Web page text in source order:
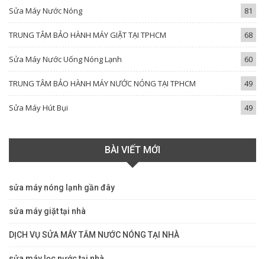
Sửa Máy Nước Nóng 81
TRUNG TÂM BẢO HÀNH MÁY GIẶT TẠI TPHCM 68
Sửa Máy Nước Uống Nóng Lạnh 60
TRUNG TÂM BẢO HÀNH MÁY NƯỚC NÓNG TẠI TPHCM 49
Sửa Máy Hút Bụi 49
BÀI VIẾT MỚI
sửa máy nóng lạnh gần đây
sửa máy giặt tại nhà
DỊCH VỤ SỬA MÁY TẮM NƯỚC NÓNG TẠI NHÀ